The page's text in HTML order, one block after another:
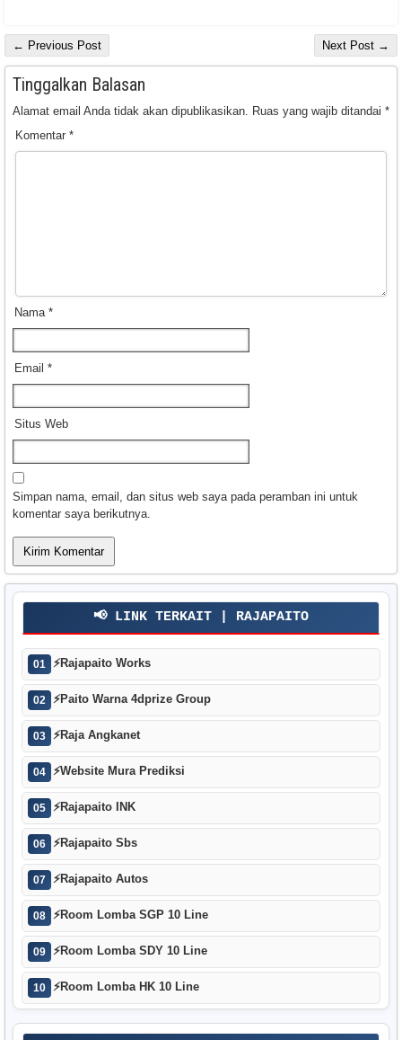
← Previous Post Next Post →
Tinggalkan Balasan
Alamat email Anda tidak akan dipublikasikan. Ruas yang wajib ditandai *
Komentar *
Nama *
Email *
Situs Web
Simpan nama, email, dan situs web saya pada peramban ini untuk
komentar saya berikutnya.
📢 LINK TERKAIT | RAJAPAITO
01 ⚡Rajapaito Works
02 ⚡Paito Warna 4dprize Group
03 ⚡Raja Angkanet
04 ⚡Website Mura Prediksi
05 ⚡Rajapaito INK
06 ⚡Rajapaito Sbs
07 ⚡Rajapaito Autos
08 ⚡Room Lomba SGP 10 Line
09 ⚡Room Lomba SDY 10 Line
10 ⚡Room Lomba HK 10 Line